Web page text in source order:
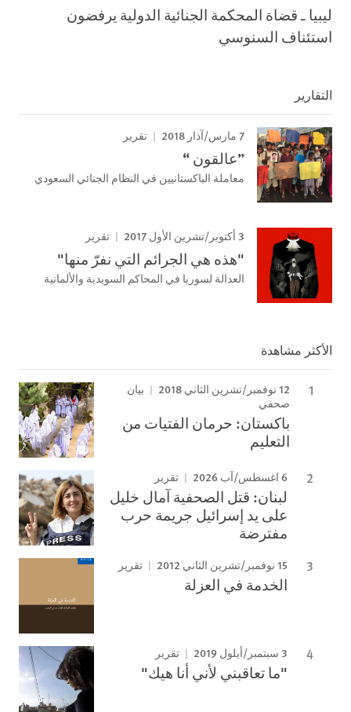
ليبيا ـ قضاة المحكمة الجنائية الدولية يرفضون
استئناف السنوسي
التقارير
7 مارس/آذار 2018 تقرير
”عالقون “
معاملة الباكستانيين في النظام الجنائي السعودي
3 أكتوبر/تشرين الأول 2017 تقرير
"هذه هي الجرائم التي نفرّ منها"
العدالة لسوريا في المحاكم السويدية والألمانية
الأكثر مشاهدة
12 نوفمبر/تشرين الثاني 2018
بيان
صحفي
باكستان: حرمان الفتيات من
التعليم
6 اغسطس/آب 2026 تقرير
لبنان: قتل الصحفية آمال خليل
على يد إسرائيل جريمة حرب
مفترضة
15 نوفمبر/تشرين الثاني 2012 تقرير
الخدمة في العزلة
3 سبتمبر/أيلول 2019 تقرير
"ما تعاقبني لأني أنا هيك"